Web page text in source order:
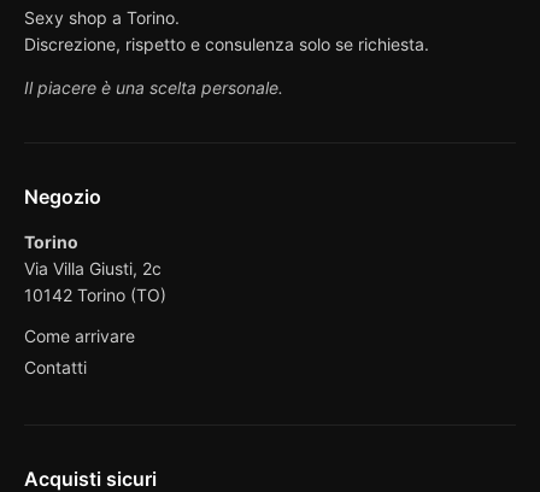
Sexy shop a Torino.
Discrezione, rispetto e consulenza solo se richiesta.
Il piacere è una scelta personale.
Negozio
Torino
Via Villa Giusti, 2c
10142 Torino (TO)
Come arrivare
Contatti
Acquisti sicuri